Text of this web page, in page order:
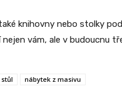
knihovny nebo stolky
vám, ale v budoucnu
nábytek z masivu